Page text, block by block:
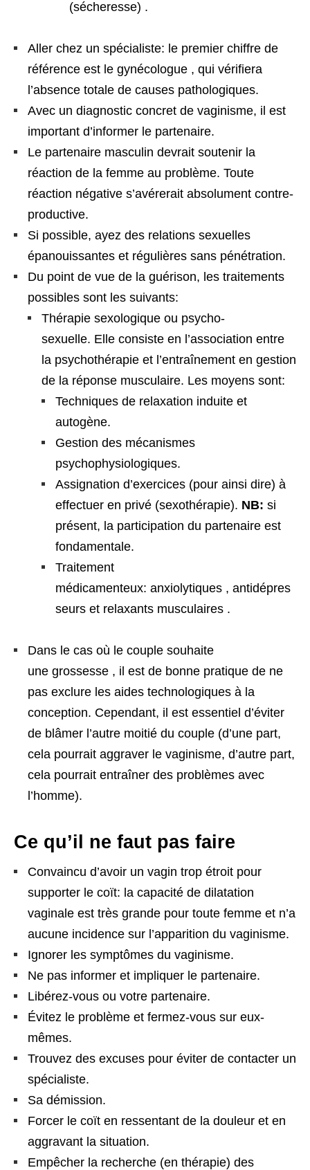
(sécheresse) .
Aller chez un spécialiste: le premier chiffre de
référence est le gynécologue , qui vérifiera
l’absence totale de causes pathologiques.
Avec un diagnostic concret de vaginisme, il est
important d’informer le partenaire.
Le partenaire masculin devrait soutenir la
réaction de la femme au problème. Toute
réaction négative s’avérerait absolument contre-
productive.
Si possible, ayez des relations sexuelles
épanouissantes et régulières sans pénétration.
Du point de vue de la guérison, les traitements
possibles sont les suivants:
Thérapie sexologique ou psycho-
sexuelle. Elle consiste en l’association entre
la psychothérapie et l’entraînement en gestion
de la réponse musculaire. Les moyens sont:
Techniques de relaxation induite et
autogène.
Gestion des mécanismes
psychophysiologiques.
Assignation d’exercices (pour ainsi dire) à
effectuer en privé (sexothérapie). NB: si
présent, la participation du partenaire est
fondamentale.
Traitement
médicamenteux: anxiolytiques , antidépres
seurs et relaxants musculaires .
Dans le cas où le couple souhaite
une grossesse , il est de bonne pratique de ne
pas exclure les aides technologiques à la
conception. Cependant, il est essentiel d’éviter
de blâmer l’autre moitié du couple (d’une part,
cela pourrait aggraver le vaginisme, d’autre part,
cela pourrait entraîner des problèmes avec
l’homme).
Ce qu’il ne faut pas faire
Convaincu d’avoir un vagin trop étroit pour
supporter le coït: la capacité de dilatation
vaginale est très grande pour toute femme et n’a
aucune incidence sur l’apparition du vaginisme.
Ignorer les symptômes du vaginisme.
Ne pas informer et impliquer le partenaire.
Libérez-vous ou votre partenaire.
Évitez le problème et fermez-vous sur eux-
mêmes.
Trouvez des excuses pour éviter de contacter un
spécialiste.
Sa démission.
Forcer le coït en ressentant de la douleur et en
aggravant la situation.
Empêcher la recherche (en thérapie) des